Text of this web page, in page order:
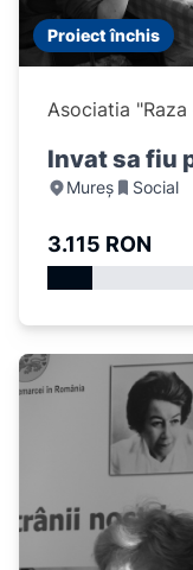
Proiect închis
Asociatia
Invat sa fiu
Mureș Social
3.115 RON